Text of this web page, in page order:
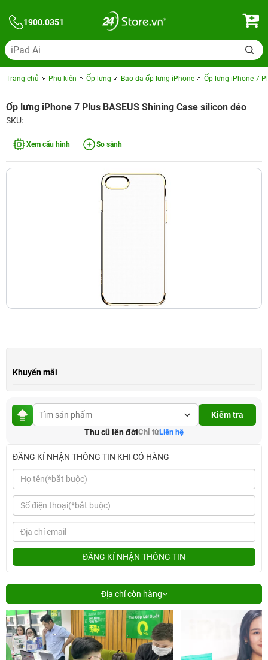
1900.0351
Trang chủ Phụ kiện Ốp lưng Bao da ốp lưng iPhone Ốp lưng iPhone 7
Ốp lưng iPhone 7 Plus BASEUS Shining Case silicon dẻo
SKU:
Xem cấu hình So sánh
Khuyến mãi
Kiểm tra
Thu cũ lên đờiChỉ từLiên hệ
ĐĂNG KÍ NHẬN THÔNG TIN KHI CÓ HÀNG
ĐĂNG KÍ NHẬN THÔNG TIN
Địa chỉ còn hàng